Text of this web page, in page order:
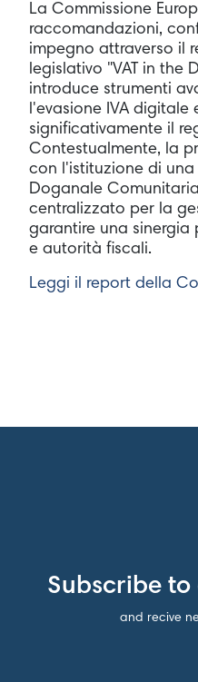
La Commissione
raccomandazioni,
impegno attraverso il
legislativo "VAT in the
introduce strumenti
l'evasione IVA digitale
significativamente il
Contestualmente, la
con l'istituzione di
Doganale
centralizzato per la
garantire una
e autorità fiscali.
Leggi il report della
Subscribe
and recive